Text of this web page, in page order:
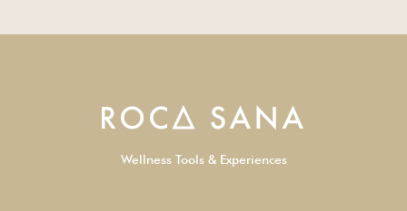
Wellness Tools & Experiences